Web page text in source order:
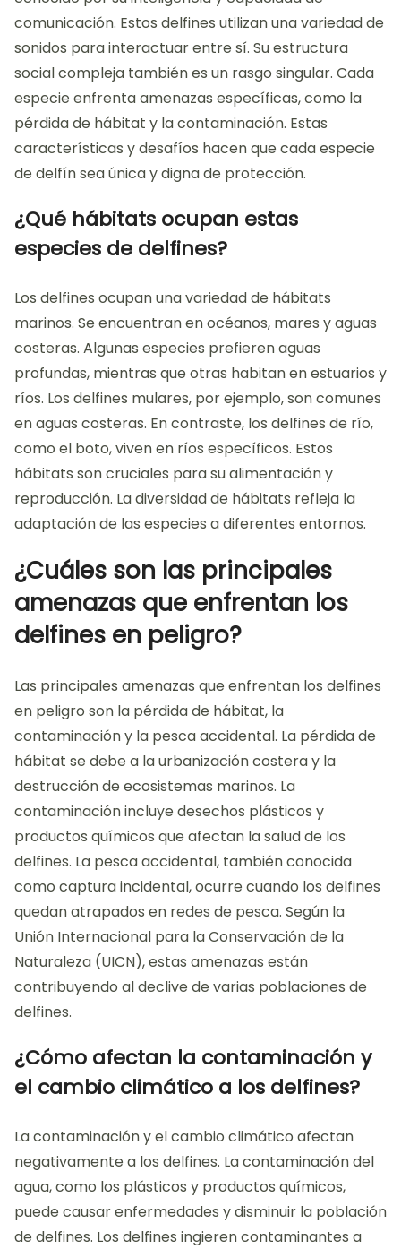
comunicación. Estos delfines utilizan una variedad de
sonidos para interactuar entre sí. Su estructura
social compleja también es un rasgo singular. Cada
especie enfrenta amenazas específicas, como la
pérdida de hábitat y la contaminación. Estas
características y desafíos hacen que cada especie
de delfín sea única y digna de protección.
¿Qué hábitats ocupan estas
especies de delfines?
Los delfines ocupan una variedad de hábitats
marinos. Se encuentran en océanos, mares y aguas
costeras. Algunas especies prefieren aguas
profundas, mientras que otras habitan en estuarios y
ríos. Los delfines mulares, por ejemplo, son comunes
en aguas costeras. En contraste, los delfines de río,
como el boto, viven en ríos específicos. Estos
hábitats son cruciales para su alimentación y
reproducción. La diversidad de hábitats refleja la
adaptación de las especies a diferentes entornos.
¿Cuáles son las principales
amenazas que enfrentan los
delfines en peligro?
Las principales amenazas que enfrentan los delfines
en peligro son la pérdida de hábitat, la
contaminación y la pesca accidental. La pérdida de
hábitat se debe a la urbanización costera y la
destrucción de ecosistemas marinos. La
contaminación incluye desechos plásticos y
productos químicos que afectan la salud de los
delfines. La pesca accidental, también conocida
como captura incidental, ocurre cuando los delfines
quedan atrapados en redes de pesca. Según la
Unión Internacional para la Conservación de la
Naturaleza (UICN), estas amenazas están
contribuyendo al declive de varias poblaciones de
delfines.
¿Cómo afectan la contaminación y
el cambio climático a los delfines?
La contaminación y el cambio climático afectan
negativamente a los delfines. La contaminación del
agua, como los plásticos y productos químicos,
puede causar enfermedades y disminuir la población
de delfines. Los delfines ingieren contaminantes a